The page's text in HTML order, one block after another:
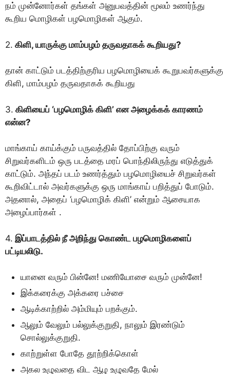
நம் முன்னோர்கள் தங்கள் அனுபவத்தின் மூலம் உணர்ந்து
கூறிய மொழிகள் பழமொழிகள் ஆகும்.
2. கிளி, யாருக்கு மாம்பழம் தருவதாகக் கூறியது?
தான் காட்டும் படத்திற்குரிய பழமொழியைக் கூறுபவர்களுக்கு
கிளி, மாம்பழம் தருவதாகக் கூறியது
3. கிளியைப் ‘பழமொழிக் கிளி’ என அழைக்கக் காரணம்
என்ன?
மாங்காய் காய்க்கும் பருவத்தில் தோப்பிற்கு வரும்
சிறுவர்களிடம் ஒரு படத்தை மரப் பொந்திலிருந்து எடுத்துக்
காட்டும். அந்தப் படம் உணர்த்தும் பழமொழியைச் சிறுவர்கள்
கூறிவிட்டால் அவர்களுக்கு ஒரு மாங்காய் பறித்துப் போடும்.
அதனால், அதைப் ‘பழமொழிக் கிளி’ என்றும் ஆசையாக
அழைப்பார்கள் .
4. இப்பாடத்தில் நீ அறிந்து கொண்ட பழமொழிகளைப்
பட்டியலிடு.
யானை வரும் பின்னே! மணியோசை வரும் முன்னே!
இக்கரைக்கு அக்கரை பச்சை
ஆடிக்காற்றில் அம்மியும் பறக்கும்.
ஆலும் வேலும் பல்லுக்குறுதி, நாலும் இரண்டும்
சொல்லுக்குறுதி.
காற்றுள்ள போதே தூற்றிக்கொள்
அகல உழுவதை விட ஆழ உழுவதே மேல்